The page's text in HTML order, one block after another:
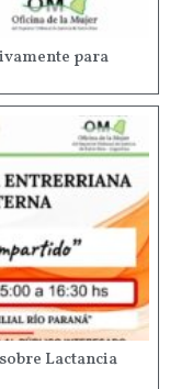
para
Lactancia